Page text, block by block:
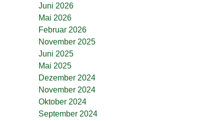
Juni 2026
Mai 2026
Februar 2026
November 2025
Juni 2025
Mai 2025
Dezember 2024
November 2024
Oktober 2024
September 2024